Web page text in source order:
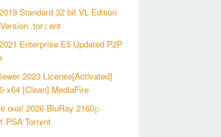
Standard 32 bit VL Edition
.tor𝚛ent
Enterprise E5 Updated P2P
2023 License[Activated]
x64 [Clean] MediaFire
она! 2026 BluRay 2160𝚙
PSA Torr𝐞nt